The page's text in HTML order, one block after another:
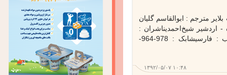
مترجم : ابوالقاسم گلیان
اردشیر شیخ‌احمدیناشران :
دانشگاه فردوسی مشهدزبان کتاب : فارسیشابک : 978-964-
۱۳۹۲/۰۵/۰۷ ۱۰:۴۸